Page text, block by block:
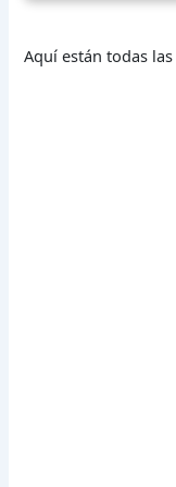
Aquí están todas